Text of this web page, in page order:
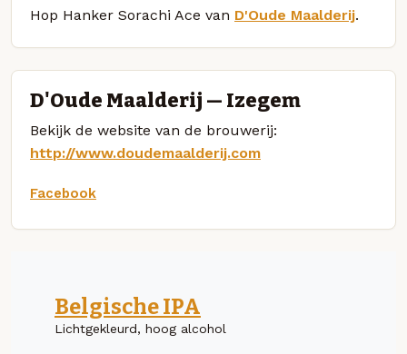
Hop Hanker Sorachi Ace van D'Oude Maalderij.
D'Oude Maalderij — Izegem
Bekijk de website van de brouwerij:
http://www.doudemaalderij.com
Facebook
Belgische IPA
Lichtgekleurd, hoog alcohol